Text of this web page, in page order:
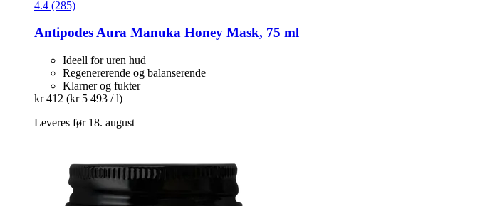
4.4 (285)
AntipodesAura Manuka Honey Mask, 75 ml
Ideell for uren hud
Regenererende og balanserende
Klarner og fukter
kr 412 (kr 5 493 / l)
Leveres før 18. august